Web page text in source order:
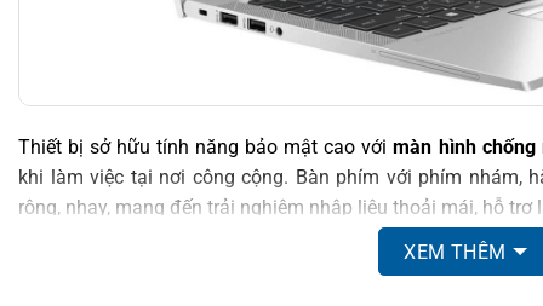
Thiết bị sở hữu tính năng bảo mật cao vớimàn hình chống
khi làm việc tại nơi công cộng. Bàn phím với phím nhám,
rộng, nhạy, mang đến trải nghiệm nhập liệu thoải mái, hỗ
cho góc nhìn rộng và hình ảnh
XEM THÊM